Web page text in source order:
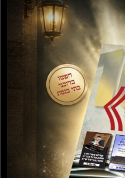
זצל, הגאון רבי אריה מלכיאל
שליטא, הגאון רבי שמעון
פנחסי שליטא – שכולם
הלן בעומקה של הלכה
בעיון ובהשכל ובדעת עמוקה
והאחרונים והפוסקים
בשורש ומקור הדברים
ונימוקיהם של כל שיטה
בדיבורים ברורים
מלכי רבנן להתענג על
בבהירות ובהבנה ישרה,
בענינים אלו.